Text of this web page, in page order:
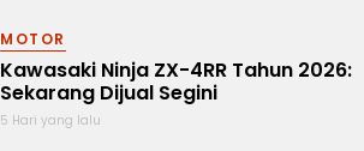
MOTOR
Kawasaki Ninja ZX-4RR Tahun 2026:
Sekarang Dijual Segini
5 Hari yang lalu